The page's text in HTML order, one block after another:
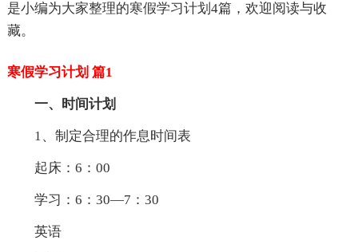
是小编为大家整理的寒假学习计划4篇，欢迎阅读与收
藏。
寒假学习计划 篇1
一、时间计划
1、制定合理的作息时间表
起床：6：00
学习：6：30—7：30
英语